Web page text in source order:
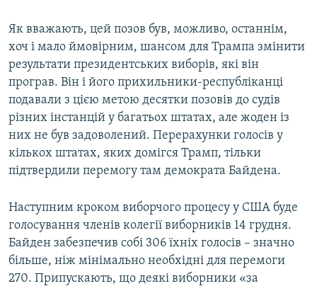
Як вважають, цей позов був, можливо, останнім,
хоч і мало ймовірним, шансом для Трампа змінити
результати президентських виборів, які він
програв. Він і його прихильники-республіканці
подавали з цією метою десятки позовів до судів
різних інстанцій у багатьох штатах, але жоден із
них не був задоволений. Перерахунки голосів у
кількох штатах, яких домігся Трамп, тільки
підтвердили перемогу там демократа Байдена.
Наступним кроком виборчого процесу у США буде
голосування членів колегії виборників 14 грудня.
Байден забезпечив собі 306 їхніх голосів – значно
більше, ніж мінімально необхідні для перемоги
270. Припускають, що деякі виборники «за